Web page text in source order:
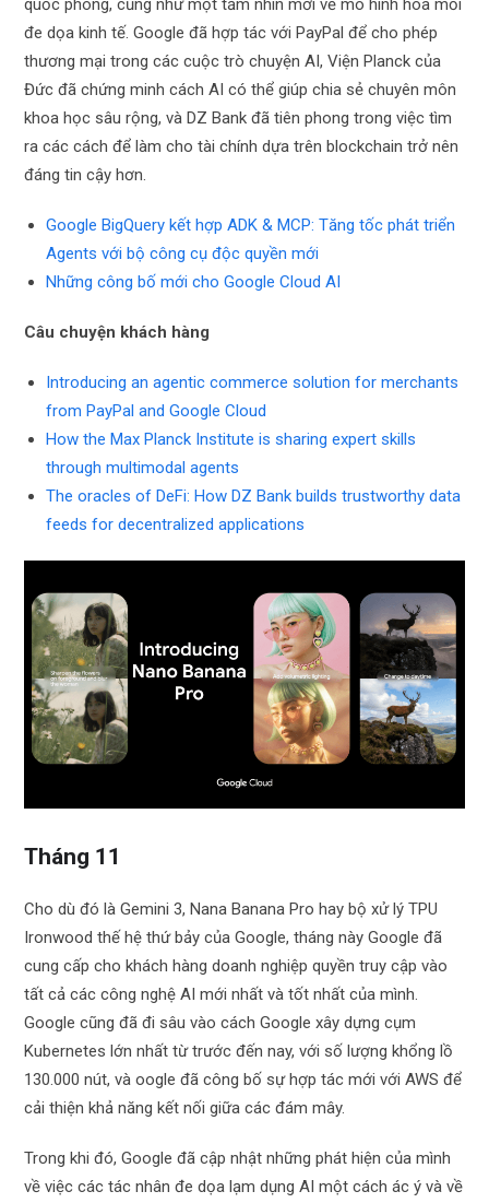
quốc phòng, cũng như một tầm nhìn mới về mô hình hóa mối
đe dọa kinh tế. Google đã hợp tác với PayPal để cho phép
thương mại trong các cuộc trò chuyện AI, Viện Planck của
Đức đã chứng minh cách AI có thể giúp chia sẻ chuyên môn
khoa học sâu rộng, và DZ Bank đã tiên phong trong việc tìm
ra các cách để làm cho tài chính dựa trên blockchain trở nên
đáng tin cậy hơn.
Google BigQuery kết hợp ADK & MCP: Tăng tốc phát triển
Agents với bộ công cụ độc quyền mới
Những công bố mới cho Google Cloud AI
Câu chuyện khách hàng
Introducing an agentic commerce solution for merchants
from PayPal and Google Cloud
How the Max Planck Institute is sharing expert skills
through multimodal agents
The oracles of DeFi: How DZ Bank builds trustworthy data
feeds for decentralized applications
Tháng 11
Cho dù đó là Gemini 3, Nana Banana Pro hay bộ xử lý TPU
Ironwood thế hệ thứ bảy của Google, tháng này Google đã
cung cấp cho khách hàng doanh nghiệp quyền truy cập vào
tất cả các công nghệ AI mới nhất và tốt nhất của mình.
Google cũng đã đi sâu vào cách Google xây dựng cụm
Kubernetes lớn nhất từ ​​trước đến nay, với số lượng khổng lồ
130.000 nút, và oogle đã công bố sự hợp tác mới với AWS để
cải thiện khả năng kết nối giữa các đám mây.
Trong khi đó, Google đã cập nhật những phát hiện của mình
về việc các tác nhân đe dọa lạm dụng AI một cách ác ý và về